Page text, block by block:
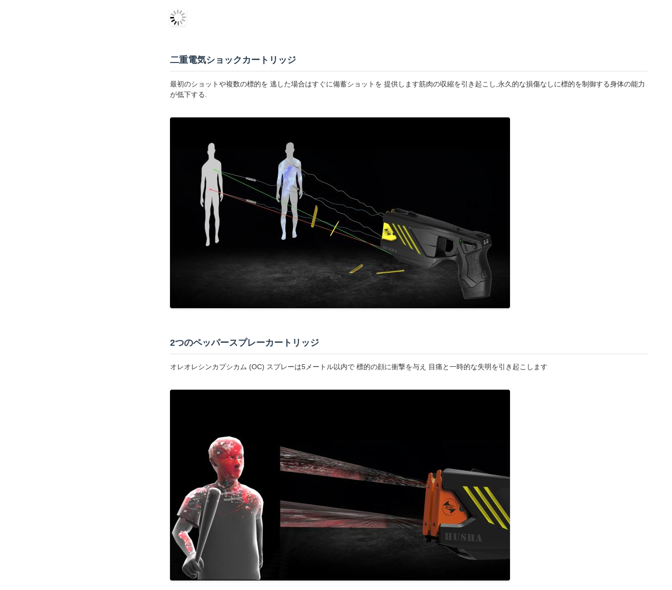
二重電気ショックカートリッジ
最初のショットや複数の標的を 逃した場合はすぐに備蓄ショットを 提供します筋肉の収縮を引き起こし,永久的な損傷なしに標的を制御する身体の能力
が低下する.
2つのペッパースプレーカートリッジ
オレオレシンカプシカム (OC) スプレーは5メートル以内で 標的の顔に衝撃を与え 目痛と一時的な失明を引き起こします